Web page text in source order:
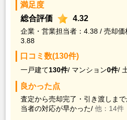
満足度
総合評価
4.32
企業・営業担当者：4.38 / 売却価
3.88
口コミ数(130件)
一戸建て130件/ マンション0件/
良かった点
査定から売却完了・引き渡しま
当者の対応が早かった/ 他：14件